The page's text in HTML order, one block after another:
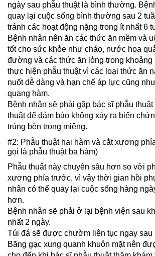
ngày sau phẫu thuật là bình thường.
quay lại cuộc sống bình thường sau 2
tránh các hoạt động nặng trong ít nhất 6
Bệnh nhân nên ăn các thức ăn mềm và
tốt cho sức khỏe như cháo, nước hoa
đường và các thức ăn lỏng trong khoảng
thực hiện phẫu thuật vì các loại thức ăn
nuốt dễ dàng và hạn chế áp lực cũng
quang hàm.
Bệnh nhân sẽ phải gặp bác sĩ phẫu
thuật để đảm bảo không xảy ra biến
trùng bên trong miệng.
#2: Phẫu thuật hai hàm và cắt xương
gọi là phẫu thuật ba hàm)
Phẫu thuật này chuyên sâu hơn so với
xương phía trước, vì vậy thời gian hồi
nhân có thể quay lại cuộc sống hàng
hơn.
Bệnh nhân sẽ phải ở lại bệnh viện sau
nhất 2 ngày.
Túi đá sẽ được chườm liên tục ngay sau
Băng gạc xung quanh khuôn mặt nên